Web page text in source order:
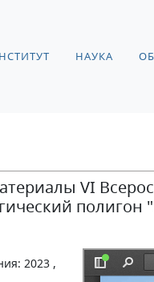
НАУКА
VI
полигон
2023 ,